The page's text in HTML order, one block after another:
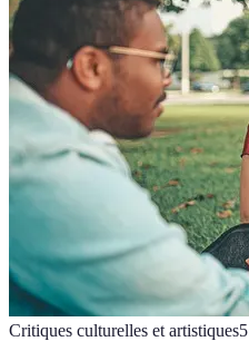
Critiques culturelles et artistiques5